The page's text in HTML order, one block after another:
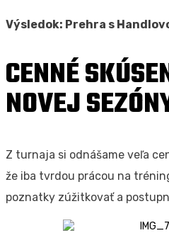
Výsledok: Prehra s
CENNÉ
NOVEJ
Z turnaja si odnášame veľa
že iba tvrdou prácou na
poznatky zúžitkovať a